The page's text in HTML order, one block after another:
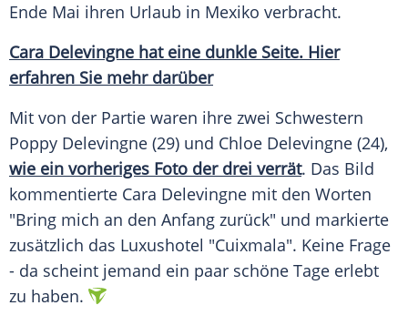
Ende Mai ihren Urlaub in Mexiko verbracht.
Cara Delevingne hat eine dunkle Seite. Hier
erfahren Sie mehr darüber
Mit von der Partie waren ihre zwei Schwestern
Poppy Delevingne (29) und Chloe Delevingne (24),
wie ein vorheriges Foto der drei verrät. Das Bild
kommentierte Cara Delevingne mit den Worten
"Bring mich an den Anfang zurück" und markierte
zusätzlich das Luxushotel "Cuixmala". Keine Frage
- da scheint jemand ein paar schöne Tage erlebt
zu haben.